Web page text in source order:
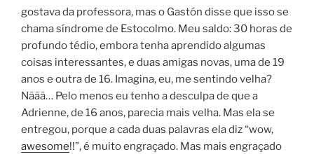
gostava da professora, mas o Gastón disse que isso se
chama síndrome de Estocolmo. Meu saldo: 30 horas de
profundo tédio, embora tenha aprendido algumas
coisas interessantes, e duas amigas novas, uma de 19
anos e outra de 16. Imagina, eu, me sentindo velha?
Nããã… Pelo menos eu tenho a desculpa de que a
Adrienne, de 16 anos, parecia mais velha. Mas ela se
entregou, porque a cada duas palavras ela diz “wow,
awesome!!”, é muito engraçado. Mas mais engraçado